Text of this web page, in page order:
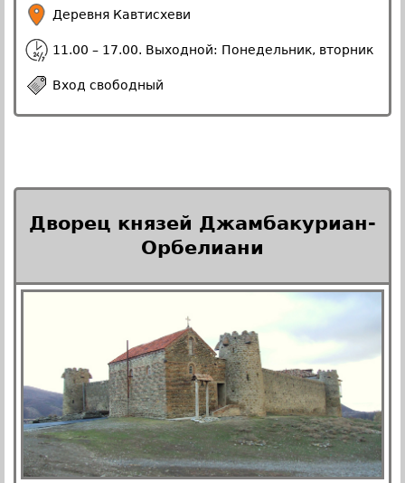
Деревня Кавтисхеви
11.00 – 17.00. Выходной: Понедельник, вторник
Вход свободный
Дворец князей Джамбакуриан-
Орбелиани